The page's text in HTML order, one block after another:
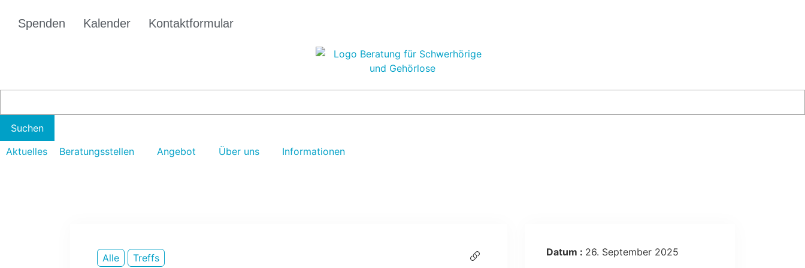
Spenden Kalender Kontaktformular
Aktuelles Beratungsstellen Angebot Über uns Informationen
Alle Treffs Datum : 26. September 2025